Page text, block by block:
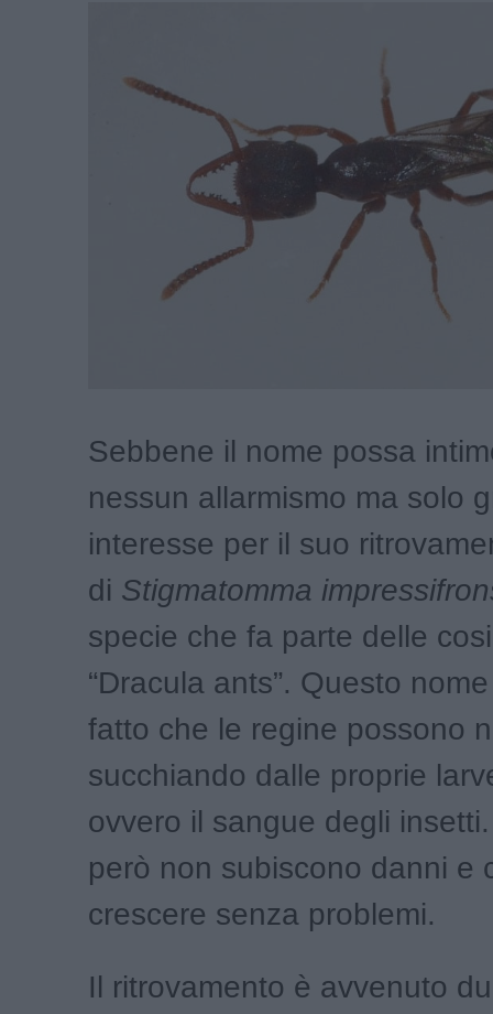
Sebbene il nome possa
nessun allarmismo ma solo
interesse per il suo
di Stigmatomma
specie che fa parte delle
“Dracula ants”. Questo
fatto che le regine possono
succhiando dalle proprie
ovvero il sangue degli
però non subiscono danni e
crescere senza problemi.
Il ritrovamento è avvenuto